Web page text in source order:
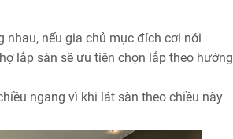
nếu gia chủ mục đích cơi nới
lắp sàn sẽ ưu tiên chọn lắp theo hướng
ngang vì khi lát sàn theo chiều này